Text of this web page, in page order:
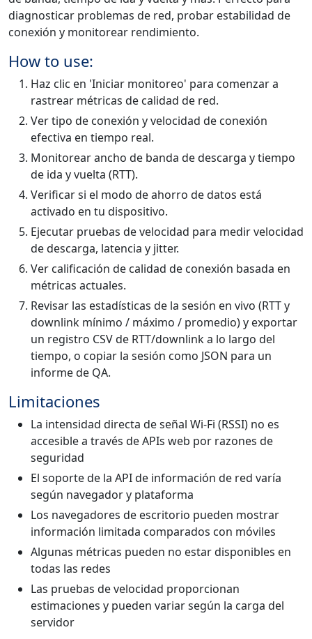
diagnosticar problemas de red, probar estabilidad de
conexión y monitorear rendimiento.
How to use:
Haz clic en 'Iniciar monitoreo' para comenzar a
rastrear métricas de calidad de red.
Ver tipo de conexión y velocidad de conexión
efectiva en tiempo real.
Monitorear ancho de banda de descarga y tiempo
de ida y vuelta (RTT).
Verificar si el modo de ahorro de datos está
activado en tu dispositivo.
Ejecutar pruebas de velocidad para medir velocidad
de descarga, latencia y jitter.
Ver calificación de calidad de conexión basada en
métricas actuales.
Revisar las estadísticas de la sesión en vivo (RTT y
downlink mínimo / máximo / promedio) y exportar
un registro CSV de RTT/downlink a lo largo del
tiempo, o copiar la sesión como JSON para un
informe de QA.
Limitaciones
La intensidad directa de señal Wi-Fi (RSSI) no es
accesible a través de APIs web por razones de
seguridad
El soporte de la API de información de red varía
según navegador y plataforma
Los navegadores de escritorio pueden mostrar
información limitada comparados con móviles
Algunas métricas pueden no estar disponibles en
todas las redes
Las pruebas de velocidad proporcionan
estimaciones y pueden variar según la carga del
servidor